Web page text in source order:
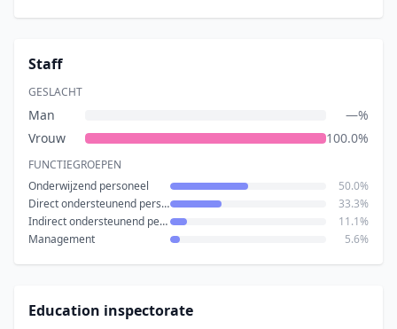
Staff
GESLACHT
Man
—%
Vrouw
100.0%
FUNCTIEGROEPEN
Onderwijzend personeel
50.0%
Direct ondersteunend personeel
33.3%
Indirect ondersteunend personeel
11.1%
Management
5.6%
Education inspectorate